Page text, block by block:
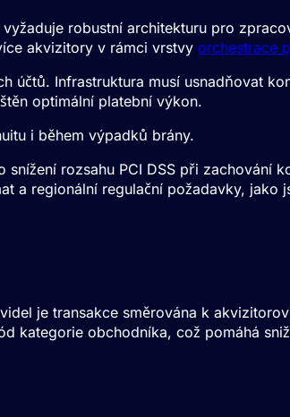
robustní architekturu pro
akvizitory v rámci vrstvy orchestrace
účtů. Infrastruktura musí usnadňovat
optimální platební výkon.
i během výpadků brány.
rozsahu PCI DSS při zachování
a regionální regulační požadavky, jako
je transakce směrována k
kategorie obchodníka, což pomáhá